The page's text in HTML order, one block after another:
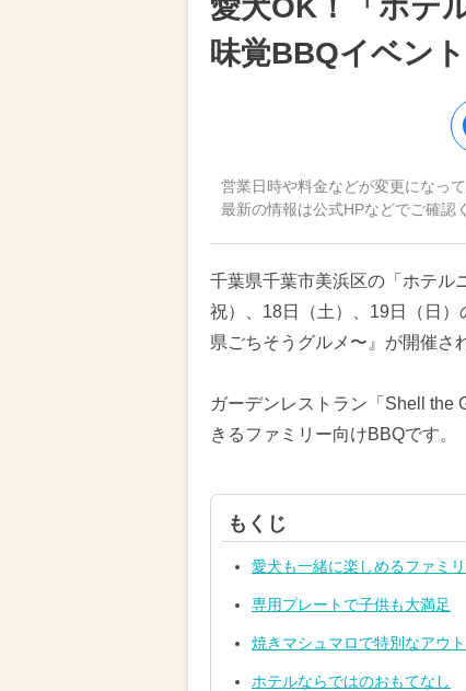
愛犬OK！「ホテ
味覚BBQイベン
営業日時や料金などが変更になっ
最新の情報は公式HPなどでご確認
千葉県千葉市美浜区の「ホテル
祝）、18日（土）、19日（日
県ごちそうグルメ〜』が開催さ
ガーデンレストラン「Shell the
きるファミリー向けBBQです。
もくじ
愛犬も一緒に楽しめるファミ
専用プレートで子供も大満足
焼きマシュマロで特別なアウ
ホテルならではのおもてなし